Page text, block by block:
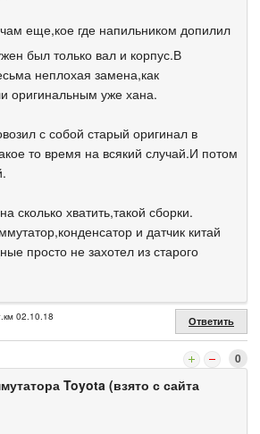
еще,кое где напильником допилил
был только вал и корпус.В
неплохая замена,как
оригинальным уже хана.
с собой старый оригинал в
то время на всякий случай.И потом
сколько хватить,такой сборки.
и датчик китай
просто не захотел из старого
02.10.18 Ответить
0
Toyota (взято с сайта